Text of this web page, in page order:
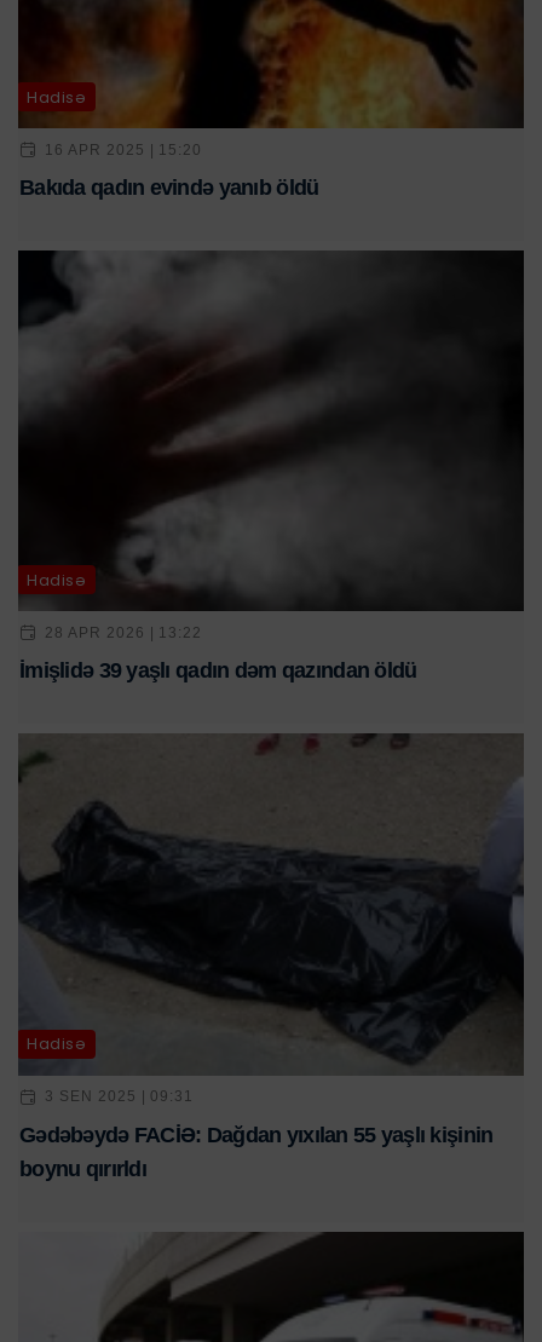
Hadisə
16 APR 2025 | 15:20
Bakıda qadın evində yanıb öldü
Hadisə
28 APR 2026 | 13:22
İmişlidə 39 yaşlı qadın dəm qazından öldü
Hadisə
3 SEN 2025 | 09:31
Gədəbəydə FACİƏ: Dağdan yıxılan 55 yaşlı kişinin
boynu qırırldı